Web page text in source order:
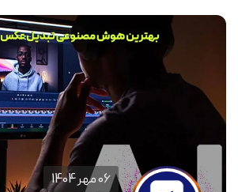
06 مهر 1404